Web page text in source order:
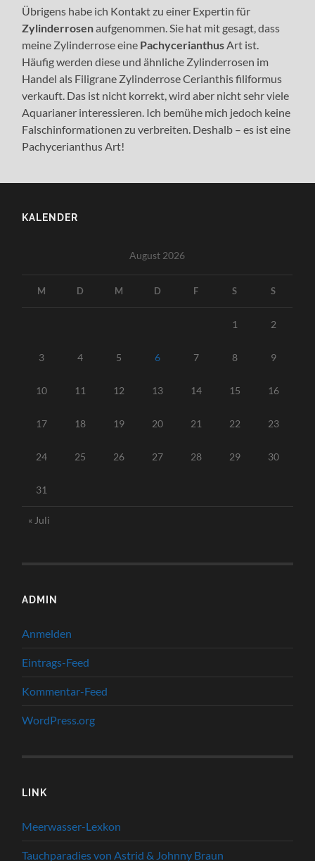
Übrigens habe ich Kontakt zu einer Expertin für
Zylinderrosenaufgenommen. Sie hat mit gesagt, dass
meine Zylinderrose eine PachycerianthusArt ist.
Häufig werden diese und ähnliche Zylinderrosen im
Handel als Filigrane Zylinderrose Cerianthis filiformus
verkauft. Das ist nicht korrekt, wird aber nicht sehr viele
Aquarianer interessieren. Ich bemühe mich jedoch keine
Falschinformationen zu verbreiten. Deshalb – es ist eine
Pachycerianthus Art!
KALENDER
August 2026
M D M D F S S
1 2
3 4 5 6 7 8 9
10 11 12 13 14 15 16
17 18 19 20 21 22 23
24 25 26 27 28 29 30
31
« Juli
ADMIN
Anmelden
Eintrags-Feed
Kommentar-Feed
WordPress.org
LINK
Meerwasser-Lexkon
Tauchparadies von Astrid & Johnny Braun